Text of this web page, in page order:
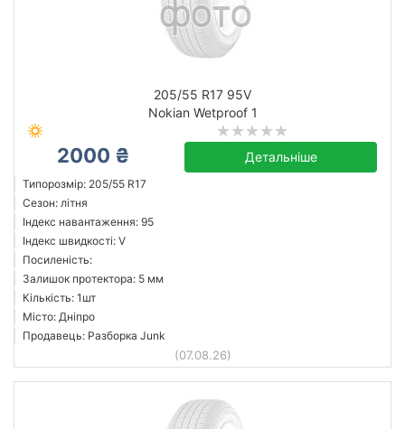
205/55 R17 95V
Nokian Wetproof 1
2000 ₴ Детальніше
Типорозмір: 205/55 R17
Сезон: літня
Індекс навантаження: 95
Індекс швидкості: V
Посиленість:
Залишок протектора: 5 мм
Кількість: 1шт
Місто: Дніпро
Продавець: Разборка Junk
(07.08.26)